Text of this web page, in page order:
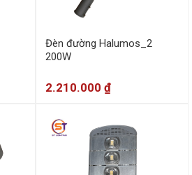
Đèn đường Halumos_2
200W
2.210.000 ₫